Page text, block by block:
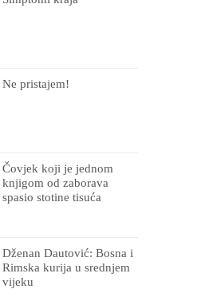
Ne pristajem!
Čovjek koji je jednom
knjigom od zaborava
spasio stotine tisuća
Dženan Dautović: Bosna i
Rimska kurija u srednjem
vijeku